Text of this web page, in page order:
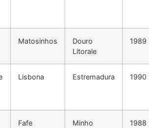
Matosinhos
Douro
Litorale
1989
Lisbona Estremadura 1990
Fafe Minho 1988